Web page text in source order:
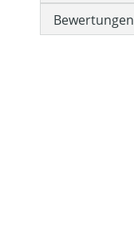
Bewertungen